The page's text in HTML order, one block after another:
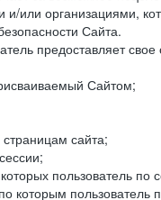
или организациями,
Сайта.
предоставляет
Сайтом;
сайта;
пользователь по
которым пользователь